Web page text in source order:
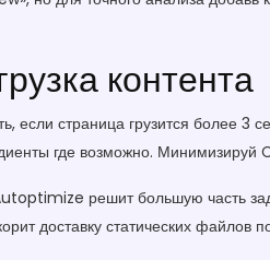
контента
если страница грузится более
где возможно. Минимизируй
решит большую часть
доставку статических файлов